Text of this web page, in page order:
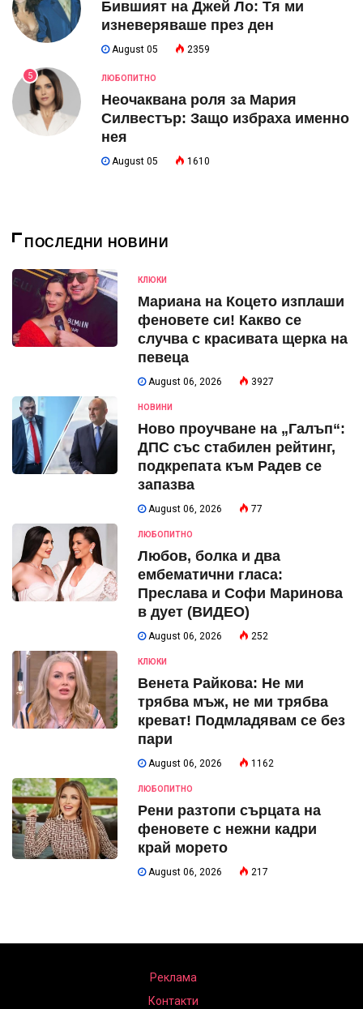
Бившият на Джей Ло: Тя ми
изневеряваше през ден
August 05 2359
5 ЛЮБОПИТНО
Неочаквана роля за Мария
Силвестър: Защо избраха именно
нея
August 05 1610
ПОСЛЕДНИ НОВИНИ
КЛЮКИ
Мариана на Коцето изплаши
феновете си! Какво се
случва с красивата щерка на
певеца
August 06, 2026 3927
НОВИНИ
Ново проучване на „Галъп“:
ДПС със стабилен рейтинг,
подкрепата към Радев се
запазва
August 06, 2026 77
ЛЮБОПИТНО
Любов, болка и два
ембематични гласа:
Преслава и Софи Маринова
в дует (ВИДЕО)
August 06, 2026 252
КЛЮКИ
Венета Райкова: Не ми
трябва мъж, не ми трябва
креват! Подмладявам се без
пари
August 06, 2026 1162
ЛЮБОПИТНО
Рени разтопи сърцата на
феновете с нежни кадри
край морето
August 06, 2026 217
Реклама
Контакти